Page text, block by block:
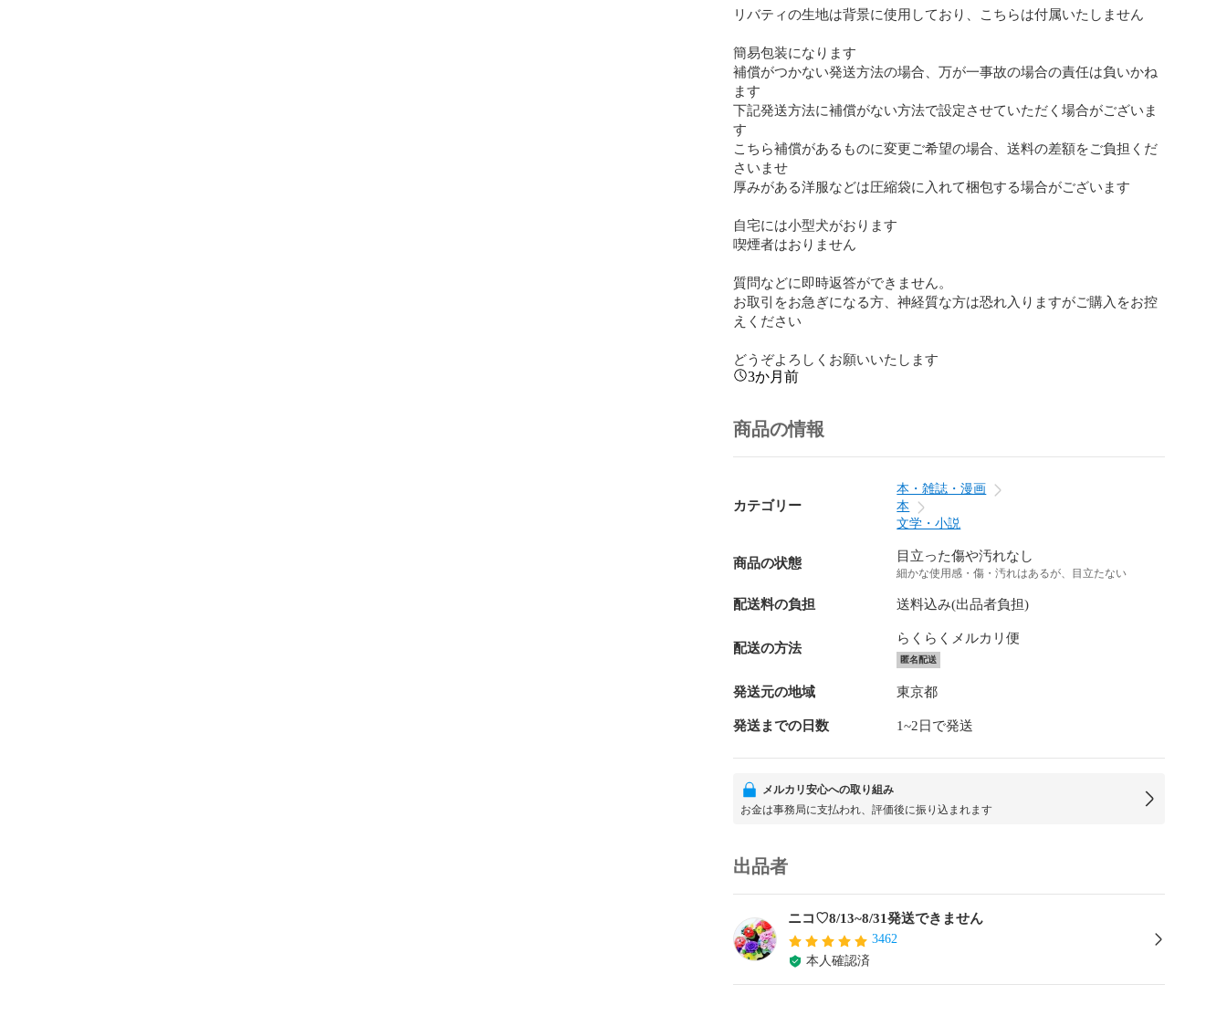
リバティの生地は背景に使用しており、こちらは付属いたしません
簡易包装になります
補償がつかない発送方法の場合、万が一事故の場合の責任は負いかね
ます
下記発送方法に補償がない方法で設定させていただく場合がございま
す
こちら補償があるものに変更ご希望の場合、送料の差額をご負担くだ
さいませ
厚みがある洋服などは圧縮袋に入れて梱包する場合がございます
自宅には小型犬がおります
喫煙者はおりません
質問などに即時返答ができません。
お取引をお急ぎになる方、神経質な方は恐れ入りますがご購入をお控
えください
どうぞよろしくお願いいたします
3か月前
商品の情報
カテゴリー
本・雑誌・漫画
本
文学・小説
商品の状態 目立った傷や汚れなし
細かな使用感・傷・汚れはあるが、目立たない
配送料の負担 送料込み(出品者負担)
配送の方法
らくらくメルカリ便
匿名配送
発送元の地域 東京都
発送までの日数 1~2日で発送
メルカリ安心への取り組み
お金は事務局に支払われ、評価後に振り込まれます
出品者
ニコ♡8/13~8/31発送できません
3462
本人確認済